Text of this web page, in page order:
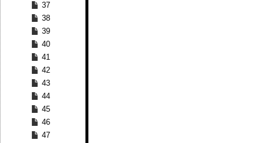
37
38
39
40
41
42
43
44
45
46
47